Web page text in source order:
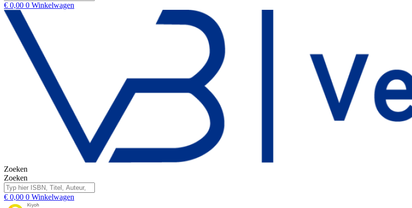
€ 0,00 0 Winkelwagen
Zoeken
Zoeken
€ 0,00 0 Winkelwagen